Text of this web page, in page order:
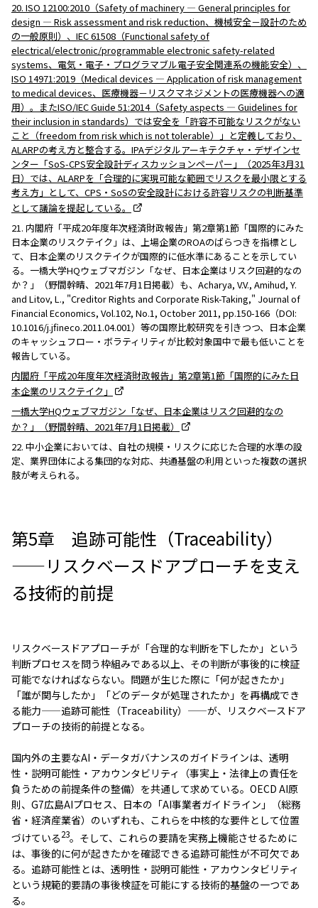
20. ISO 12100:2010（Safety of machinery — General principles for
design — Risk assessment and risk reduction、機械安全－設計のため
の一般原則）、IEC 61508（Functional safety of
electrical/electronic/programmable electronic safety-related
systems、電気・電子・プログラマブル電子安全関連系の機能安全）、
ISO 14971:2019（Medical devices — Application of risk management
to medical devices、医療機器－リスクマネジメントの医療機器への適
用）。またISO/IEC Guide 51:2014（Safety aspects — Guidelines for
their inclusion in standards）では安全を「許容不可能なリスクがない
こと（freedom from risk which is not tolerable）」と定義しており、
ALARPの考え方と整合する。IPAデジタルアーキテクチャ・デザインセ
ンター「SoS-CPS安全設計ディスカッションペーパー」（2025年3月31
日）では、ALARPを「合理的に実現可能な範囲でリスクを最小限とする
考え方」として、CPS・SoSの安全設計における許容リスクの判断基準
として議論を提起している。
21. 内閣府「平成20年度年次経済財政報告」第2章第1節「国際的にみた
日本企業のリスクテイク」は、上場企業のROAのばらつきを指標とし
て、日本企業のリスクテイクが国際的に低水準にあることを示してい
る。一橋大学HQウェブマガジン「なぜ、日本企業はリスク回避的なの
か？」（野間幹晴、2021年7月1日掲載）も、Acharya, V.V., Amihud, Y.
and Litov, L., "Creditor Rights and Corporate Risk-Taking," Journal of
Financial Economics, Vol.102, No.1, October 2011, pp.150-166（DOI:
10.1016/j.jfineco.2011.04.001）等の国際比較研究を引きつつ、日本企業
のキャッシュフロー・ボラティリティが比較対象国中で最も低いことを
報告している。
内閣府「平成20年度年次経済財政報告」第2章第1節「国際的にみた日
本企業のリスクテイク」
一橋大学HQウェブマガジン「なぜ、日本企業はリスク回避的なの
か？」（野間幹晴、2021年7月1日掲載）
22. 中小企業においては、自社の規模・リスクに応じた合理的水準の設
定、業界団体による集団的な対応、共通基盤の利用といった複数の選択
肢が考えられる。
第5章 追跡可能性（Traceability）
——リスクベースドアプローチを支え
る技術的前提
リスクベースドアプローチが「合理的な判断を下したか」という
判断プロセスを問う枠組みである以上、その判断が事後的に検証
可能でなければならない。問題が生じた際に「何が起きたか」
「誰が関与したか」「どのデータが処理されたか」を再構成でき
る能力——追跡可能性（Traceability）——が、リスクベースドア
プローチの技術的前提となる。
国内外の主要なAI・データガバナンスのガイドラインは、透明
性・説明可能性・アカウンタビリティ（事実上・法律上の責任を
負うための前提条件の整備）を共通して求めている。OECD AI原
則、G7広島AIプロセス、日本の「AI事業者ガイドライン」（総務
省・経済産業省）のいずれも、これらを中核的な要件として位置
づけている23。そして、これらの要請を実務上機能させるために
は、事後的に何が起きたかを確認できる追跡可能性が不可欠であ
る。追跡可能性とは、透明性・説明可能性・アカウンタビリティ
という規範的要請の事後検証を可能にする技術的基盤の一つであ
る。